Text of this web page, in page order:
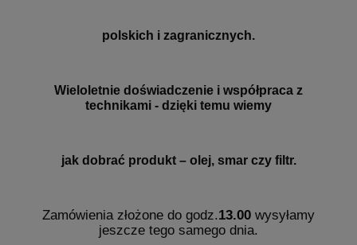
polskich i zagranicznych.
Wieloletnie doświadczenie i współpraca z
technikami - dzięki temu wiemy
jak dobrać produkt – olej, smar czy filtr.
Zamówienia złożone do godz.13.00 wysyłamy
jeszcze tego samego dnia.